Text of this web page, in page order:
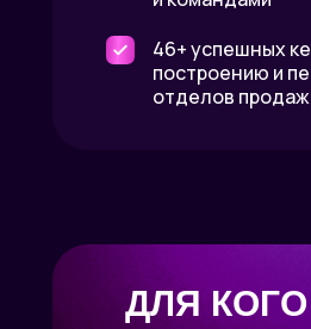
46+ успешных
построению и
отделов
ДЛЯ